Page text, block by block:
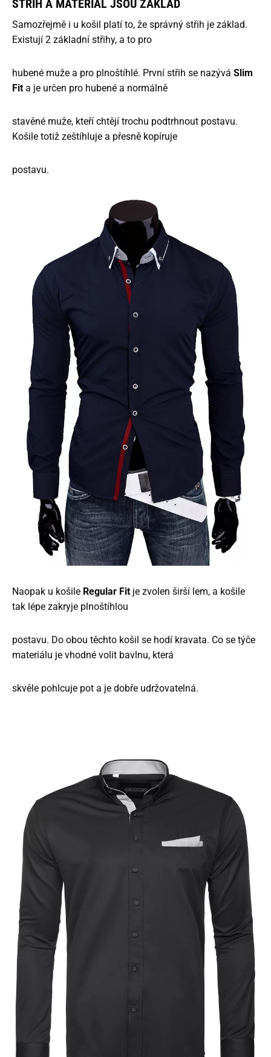
STŘIH A MATERIÁL JSOU ZÁKLAD
Samozřejmě i u košil platí to, že správný střih je základ.
Existují 2 základní střihy, a to pro
hubené muže a pro plnoštíhlé. První střih se nazývá Slim
Fita je určen pro hubené a normálně
stavěné muže, kteří chtějí trochu podtrhnout postavu.
Košile totiž zeštíhluje a přesně kopíruje
postavu.
Naopak u košile Regular Fitje zvolen širší lem, a košile
tak lépe zakryje plnoštíhlou
postavu. Do obou těchto košil se hodí kravata. Co se týče
materiálu je vhodné volit bavlnu, která
skvěle pohlcuje pot a je dobře udržovatelná.